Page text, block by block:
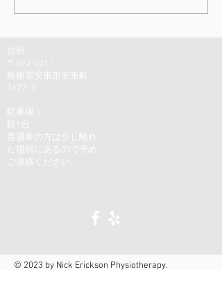
住所
島根県安来市安来町
駐車場：
軽1台
普通車の方は少し離れ
た場所にあるので予め
ご連絡ください。
© 2023 by Nick Erickson Physiotherapy.